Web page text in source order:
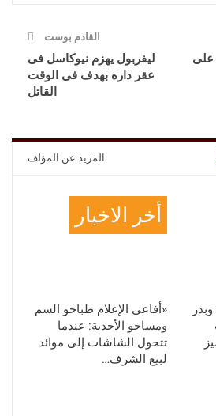
على
القادم بوست
ليفربول يهزم نيوكاسل فى
عقر داره بهدف فى الوقت
القاتل
المزيد عن المؤلف
أخر الاخبار
«أفاعي الإعلام طباخو السم
ومساحو الأحذية: عندما
تتحول الشاشات إلى موائد
لبيع الشرف…